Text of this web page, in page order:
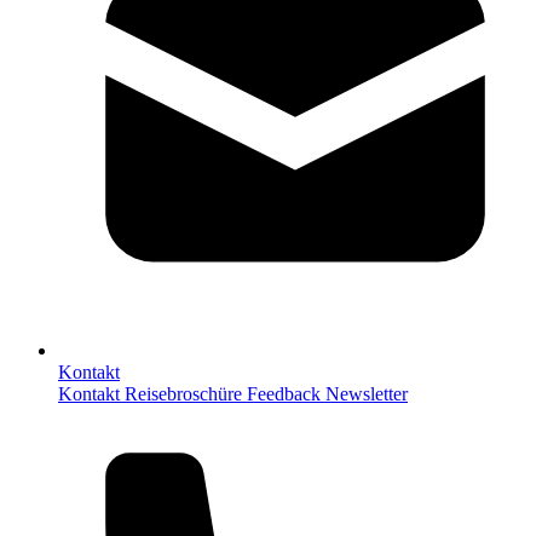
Kontakt
Kontakt Reisebroschüre Feedback Newsletter